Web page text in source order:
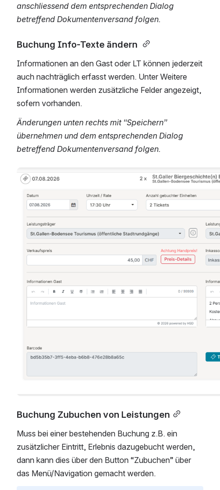
anschliessend dem entsprechenden Dialog
betreffend Dokumentenversand folgen.
Buchung Info-Texte ändern
Informationen an den Gast oder LT können jederzeit
auch nachträglich erfasst werden. Unter Weitere
Informationen werden zusätzliche Felder angezeigt,
sofern vorhanden.
Änderungen unten rechts mit “Speichern”
übernehmen und dem entsprechenden Dialog
betreffend Dokumentenversand folgen.
Open
Buchung Zubuchen von Leistungen
Muss bei einer bestehenden Buchung z.B. ein
zusätzlicher Eintritt, Erlebnis dazugebucht werden,
dann kann dies über den Button “Zubuchen” über
das Menü/Navigation gemacht werden.